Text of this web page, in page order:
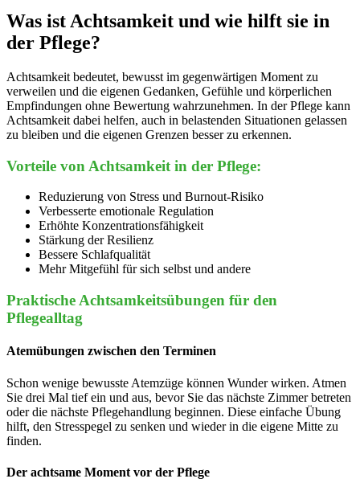
Was ist Achtsamkeit und wie hilft sie in
der Pflege?
Achtsamkeit bedeutet, bewusst im gegenwärtigen Moment zu
verweilen und die eigenen Gedanken, Gefühle und körperlichen
Empfindungen ohne Bewertung wahrzunehmen. In der Pflege kann
Achtsamkeit dabei helfen, auch in belastenden Situationen gelassen
zu bleiben und die eigenen Grenzen besser zu erkennen.
Vorteile von Achtsamkeit in der Pflege:
Reduzierung von Stress und Burnout-Risiko
Verbesserte emotionale Regulation
Erhöhte Konzentrationsfähigkeit
Stärkung der Resilienz
Bessere Schlafqualität
Mehr Mitgefühl für sich selbst und andere
Praktische Achtsamkeitsübungen für den
Pflegealltag
Atemübungen zwischen den Terminen
Schon wenige bewusste Atemzüge können Wunder wirken. Atmen
Sie drei Mal tief ein und aus, bevor Sie das nächste Zimmer betreten
oder die nächste Pflegehandlung beginnen. Diese einfache Übung
hilft, den Stresspegel zu senken und wieder in die eigene Mitte zu
finden.
Der achtsame Moment vor der Pflege